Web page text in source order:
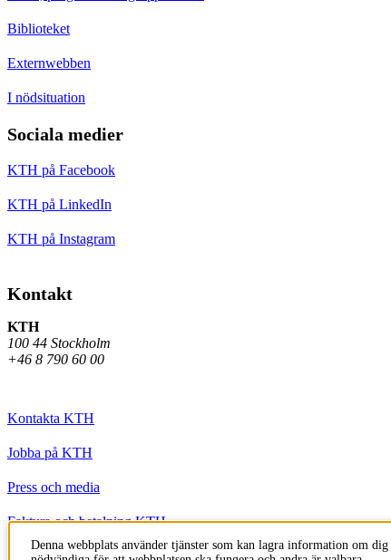
Biblioteket
Externwebben
I nödsituation
Sociala medier
KTH på Facebook
KTH på LinkedIn
KTH på Instagram
Kontakt
KTH
100 44 Stockholm
+46 8 790 60 00
Kontakta KTH
Jobba på KTH
Press och media
Faktura och betalning KTH
Om KTH:s webbplatser
Denna webbplats använder tjänster som kan lagra information om